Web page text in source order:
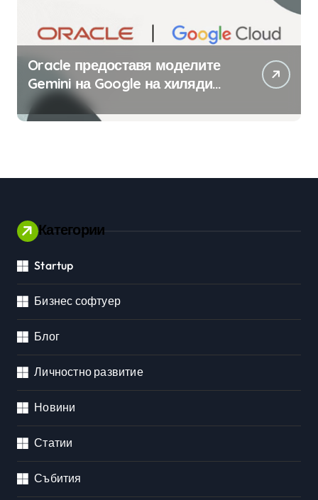
Oracle предоставя моделите
Gemini на Google на хиляди
клиенти на бизнес
приложения
Категории
Startup
Бизнес софтуер
Блог
Личностно развитие
Новини
Статии
Събития